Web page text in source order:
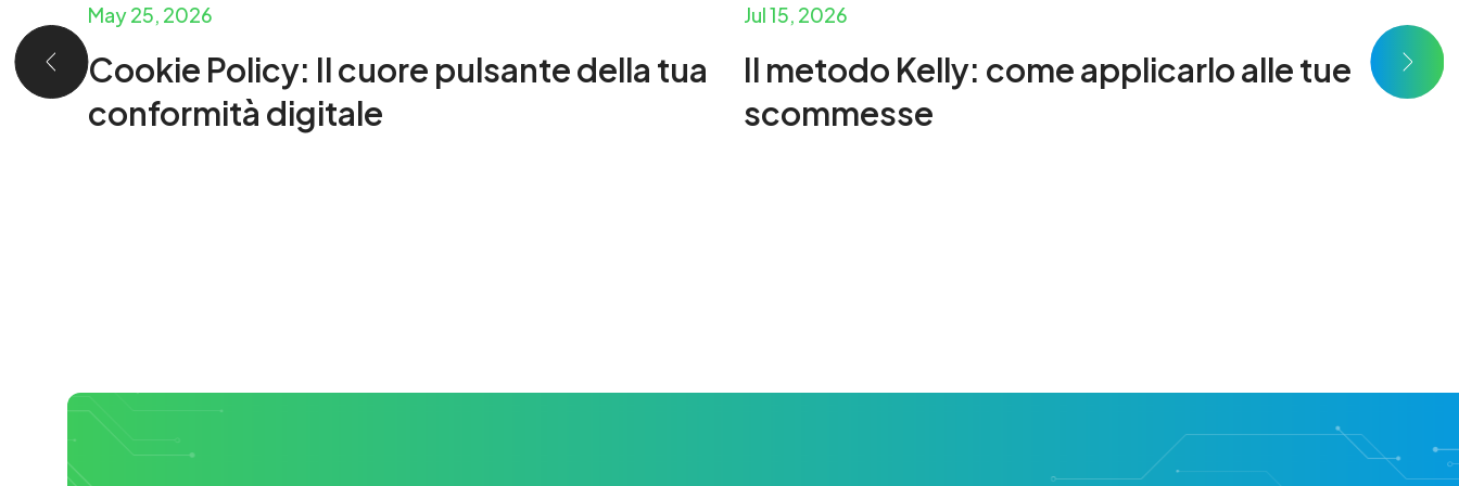
May 25, 2026
Cookie Policy: Il cuore pulsante della tua
conformità digitale
Jul 15, 2026
Il metodo Kelly: come applicarlo alle tue
scommesse